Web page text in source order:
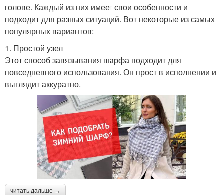
голове. Каждый из них имеет свои особенности и
подходит для разных ситуаций. Вот некоторые из самых
популярных вариантов:
1. Простой узел
Этот способ завязывания шарфа подходит для
повседневного использования. Он прост в исполнении и
выглядит аккуратно.
читать дальше →